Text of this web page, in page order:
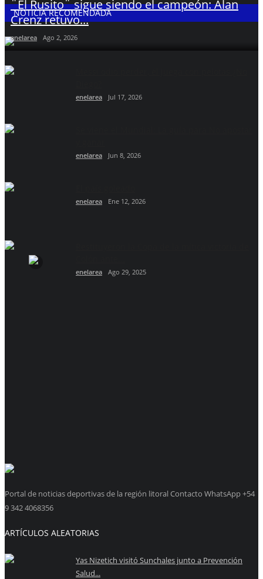
NOTICIA RECOMENDADA
¨El Rusito¨ sigue siendo el campeón: Alan
Crenz retuvo...
enelarea Ago 2, 2026
enelarea Jul 17, 2026
enelarea Jun 8, 2026
enelarea Ene 12, 2026
enelarea Ago 29, 2025
Portal de noticias deportivas de la región litoral Contacto WhatsApp +54
9 342 4068356
ARTÍCULOS ALEATORIAS
Yas Nizetich visitó Sunchales junto a Prevención
Salud...